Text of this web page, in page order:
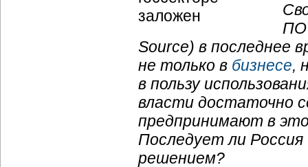
ПО
Source) в последнее
не только в бизнесе,
в пользу
власти достаточно
предпринимают в
Последует ли
решением?